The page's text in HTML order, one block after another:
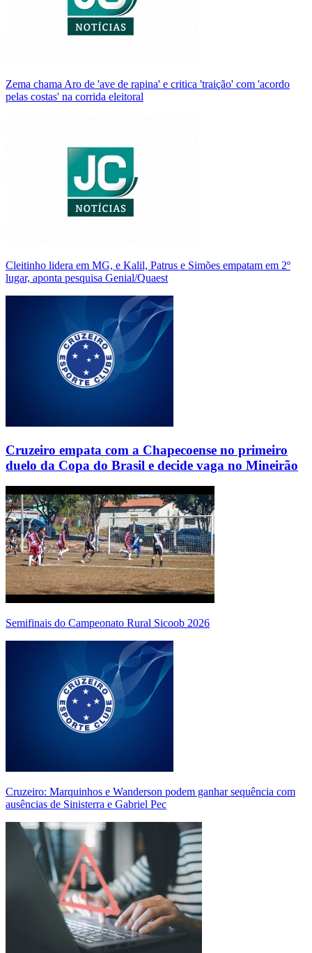
Zema chama Aro de 'ave de rapina' e critica 'traição' com 'acordo
pelas costas' na corrida eleitoral
Cleitinho lidera em MG, e Kalil, Patrus e Simões empatam em 2º
lugar, aponta pesquisa Genial/Quaest
Cruzeiro empata com a Chapecoense no primeiro
duelo da Copa do Brasil e decide vaga no Mineirão
Semifinais do Campeonato Rural Sicoob 2026
Cruzeiro: Marquinhos e Wanderson podem ganhar sequência com
ausências de Sinisterra e Gabriel Pec